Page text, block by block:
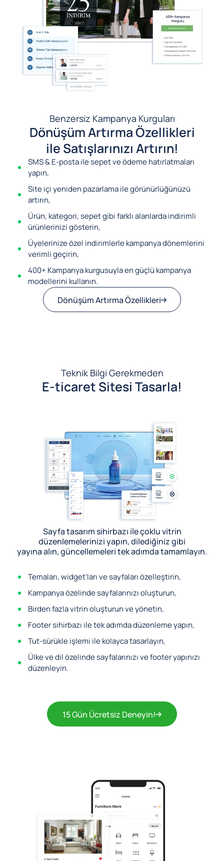
Benzersiz Kampanya Kurguları
Dönüşüm Artırma Özellikleri
ile Satışlarınızı Artırın!
SMS & E-posta ile sepet ve ödeme hatırlatmaları
yapın,
Site içi yeniden pazarlama ile görünürlüğünüzü
artırın,
Ürün, kategori, sepet gibi farklı alanlarda indirimli
ürünlerinizi gösterin,
Üyelerinize özel indirimlerle kampanya dönemlerini
verimli geçirin,
400+ Kampanya kurgusuyla en güçlü kampanya
modellerini kullanın.
Dönüşüm Artırma Özellikleri
Teknik Bilgi Gerekmeden
E-ticaret Sitesi Tasarla!
Sayfa tasarım sihirbazı ile çoklu vitrin
düzenlemelerinizi yapın, dilediğiniz gibi
yayına alın, güncellemeleri tek adımda tamamlayın.
Temaları, widget’ları ve sayfaları özelleştirin,
Kampanya özelinde sayfalarınızı oluşturun,
Birden fazla vitrin oluşturun ve yönetin,
Footer sihirbazı ile tek adımda düzenleme yapın,
Tut-sürükle işlemi ile kolayca tasarlayın,
Ülke ve dil özelinde sayfalarınızı ve footer yapınızı
düzenleyin.
15 Gün Ücretsiz Deneyin!